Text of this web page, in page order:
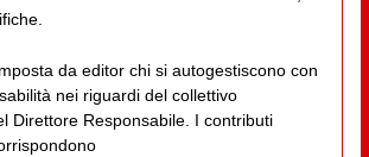
da editor chi si autogestiscono con
nei riguardi del collettivo
Direttore Responsabile. I contributi